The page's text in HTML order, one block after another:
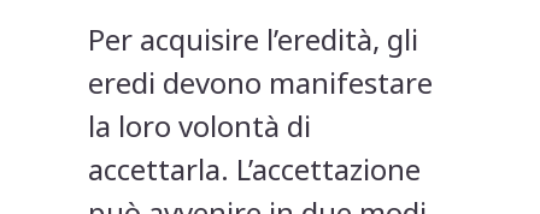
Per acquisire l’eredità, gli
eredi devono manifestare
la loro volontà di
accettarla. L’accettazione